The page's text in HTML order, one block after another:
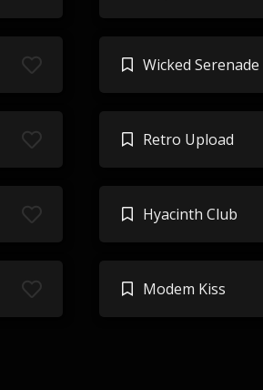
Wicked Serenade
Retro Upload
Hyacinth Club
Modem Kiss